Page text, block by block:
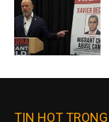
TIN HOT